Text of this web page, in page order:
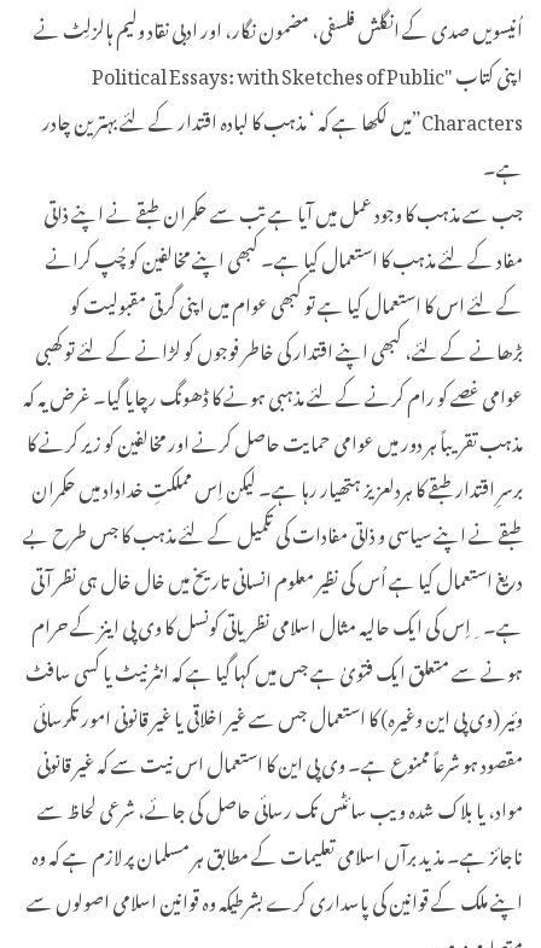
اُنیسویں صدی کے انگلش فلسفی، مضمون نگار، اور ادبی نقاد ولیم ہالزلِٹ نے
اپنی کتاب "Political Essays: with Sketches of Public
Characters”میں لکھا ہے کہ ‘ مذہب کا لبادہ اقتدار کے لئے بہترین چادر
ہے۔
جب سے مذہب کا وجود عمل میں آیا ہے تب سے حکمران طبقے نے اپنے ذاتی
مفاد کے لئے مذہب کا استعمال کیا ہے۔ کبھی اپنے مخالفین کو چُپ کرانے
کے لئے اس کا استعمال کیا ہے تو کبھی عوام میں اپنی گرتی مقبولیت کو
بڑھانے کے لئے، کبھی اپنے اقتدار کی خاطر فوجوں کو لڑانے کے لئے تو کھبی
عوامی غصے کو رام کرنے کے لئے مذہبی ہونے کا ڈھونگ رچایا گیا۔ غرض یہ کہ
مذہب تقریباً ہر دور میں عوامی حمایت حاصل کرنے اور مخالفین کو زیر کرنے کا
برسرِ اقتدار طبقے کا ہردلعزیز ہتھیار رہا ہے۔ لیکن اِس مملکتِ خداداد میں حکمران
طبقے نے اپنے سیاسی و ذاتی مفادات کی تکمیل کے لئے مذہب کا جس طرح بے
دریغ استعمال کیا ہے اُس کی نظیر معلوم انسانی تاریخ میں خال خال ہی نظر آتی
ہے۔ ِاِس کی ایک حالیہ مثال اسلامی نظریاتی کونسل کا وی پی اینز کے حرام
ہونے سے متعلق ایک فتویٰ ہے جس میں کہا گیا ہے کہ انٹرنیٹ یا کسی سافٹ
وئیر (وی پی این وغیرہ) کا استعمال جس سے غیر اخلاقی یا غیر قانونی امور تکرسائی
مقصود ہو شرعاً ممنوع ہے۔ وی پی این کا استعمال اس نیت سے کہ غیر قانونی
مواد، یا بلاک شدہ ویب سائٹس تک رسائی حاصل کی جائے، شرعی لحاظ سے
ناجائز ہے۔ مذید برآں اسلامی تعلیمات کے مطابق ہر مسلمان پر لازم ہے کہ وہ
اپنے ملک کے قوانین کی پاسداری کرے بشرطیکہ وہ قوانین اسلامی اصولوں سے